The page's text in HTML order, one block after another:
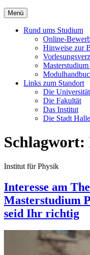
Menü
Rund ums Studium
Online-
Hinweise zur
Links zum Standort
Die
Die Fakultät
Das Institut
Die Stadt
Schlagwort:
Institut für Physik
Interesse am
Masterstudium
seid Ihr richtig